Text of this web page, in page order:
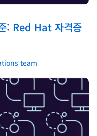
: Red Hat 자격증
team